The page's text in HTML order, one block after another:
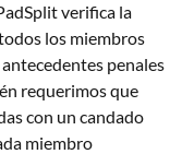
verifica la
los miembros
penales
requerimos que
con un candado
miembro